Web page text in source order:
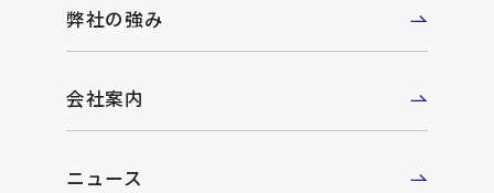
弊社の強み
会社案内
ニュース